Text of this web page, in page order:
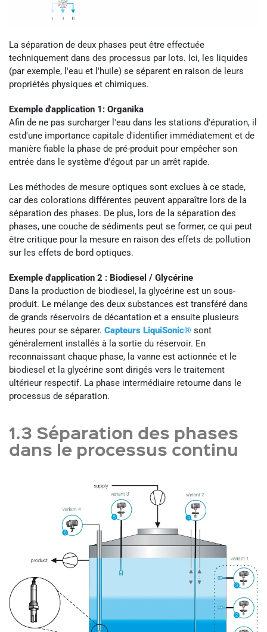
La séparation de deux phases peut être effectuée
techniquement dans des processus par lots. Ici, les liquides
(par exemple, l'eau et l'huile) se séparent en raison de leurs
propriétés physiques et chimiques.
Exemple d'application 1: Organika
Afin de ne pas surcharger l'eau dans les stations d'épuration, il
estd'une importance capitale d'identifier immédiatement et de
manière fiable la phase de pré-produit pour empêcher son
entrée dans le système d'égout par un arrêt rapide.
Les méthodes de mesure optiques sont exclues à ce stade,
car des colorations différentes peuvent apparaître lors de la
séparation des phases. De plus, lors de la séparation des
phases, une couche de sédiments peut se former, ce qui peut
être critique pour la mesure en raison des effets de pollution
sur les effets de bord optiques.
Exemple d'application 2 : Biodiesel / Glycérine
Dans la production de biodiesel, la glycérine est un sous-
produit. Le mélange des deux substances est transféré dans
de grands réservoirs de décantation et a ensuite plusieurs
heures pour se séparer. Capteurs LiquiSonic® sont
généralement installés à la sortie du réservoir. En
reconnaissant chaque phase, la vanne est actionnée et le
biodiesel et la glycérine sont dirigés vers le traitement
ultérieur respectif. La phase intermédiaire retourne dans le
processus de séparation.
1.3 Séparation des phases
dans le processus continu